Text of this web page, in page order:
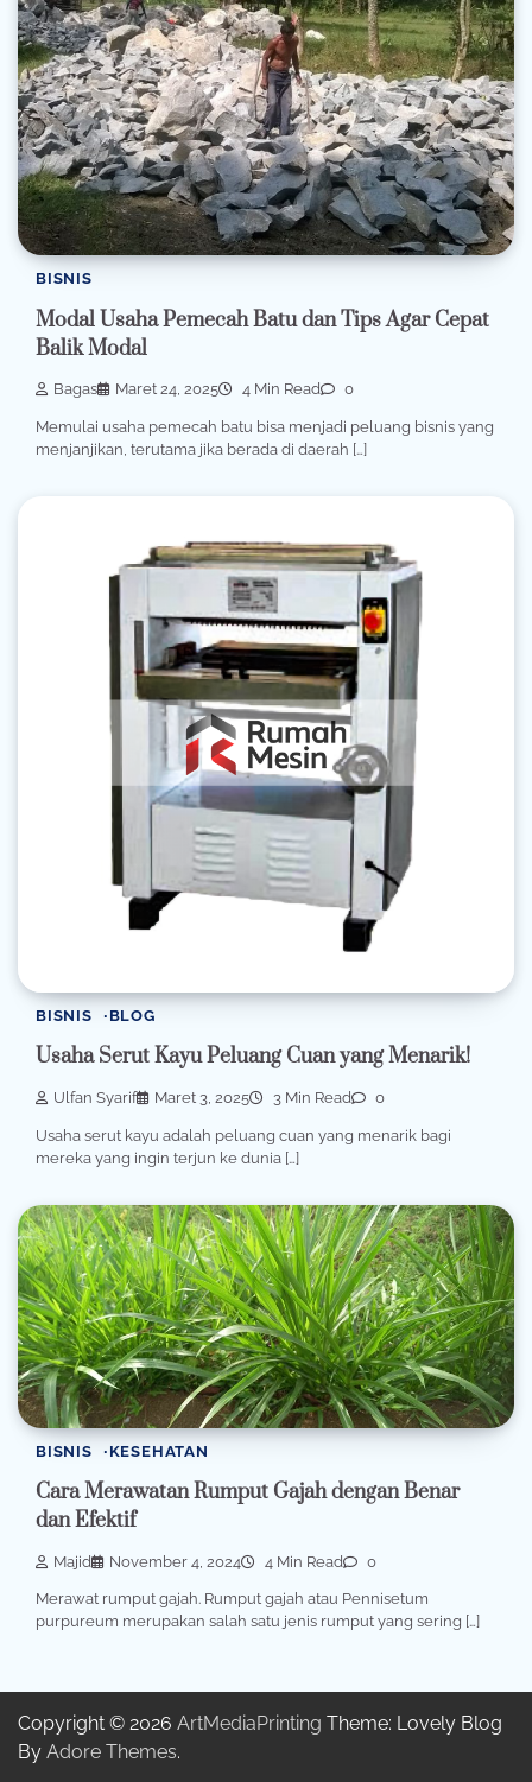
BISNIS
Modal Usaha Pemecah Batu​ dan Tips Agar Cepat
Balik Modal
Bagas Maret 24, 2025 4 Min Read 0
Memulai usaha pemecah batu bisa menjadi peluang bisnis yang
menjanjikan, terutama jika berada di daerah […]
BISNIS BLOG
Usaha Serut Kayu Peluang Cuan yang Menarik!
Ulfan Syarif Maret 3, 2025 3 Min Read 0
Usaha serut kayu adalah peluang cuan yang menarik bagi
mereka yang ingin terjun ke dunia […]
BISNIS KESEHATAN
Cara Merawatan Rumput Gajah dengan Benar
dan Efektif
Majid November 4, 2024 4 Min Read 0
Merawat rumput gajah. Rumput gajah atau Pennisetum
purpureum merupakan salah satu jenis rumput yang sering […]
Copyright © 2026 ArtMediaPrinting Theme: Lovely Blog
By Adore Themes.